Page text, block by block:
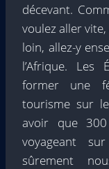
décevant.
voulez aller
loin, allez-y
l’Afrique.
former une
tourisme sur
avoir que
voyageant
sûrement